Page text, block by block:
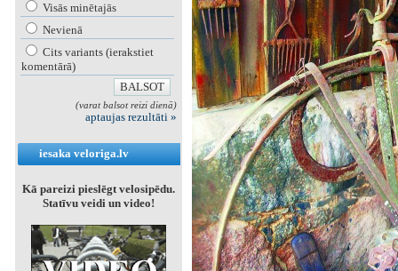
Visās minētajās
Nevienā
Cits variants (ierakstiet
komentārā)
(varat balsot reizi dienā)
aptaujas rezultāti »
iesaka veloriga.lv
Kā pareizi pieslēgt velosipēdu.
Statīvu veidi un video!